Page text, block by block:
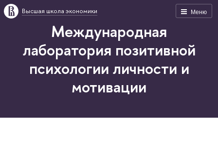
Меню
Высшая школа экономики
Международная
лаборатория позитивной
психологии личности и
мотивации